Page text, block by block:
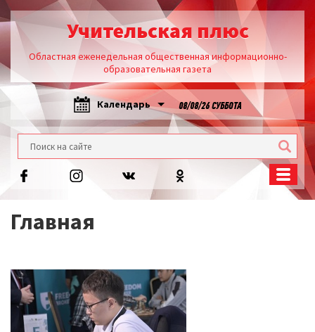
Учительская плюс
Областная еженедельная общественная информационно-
образовательная газета
Календарь 08/08/26 СУББОТА
Главная